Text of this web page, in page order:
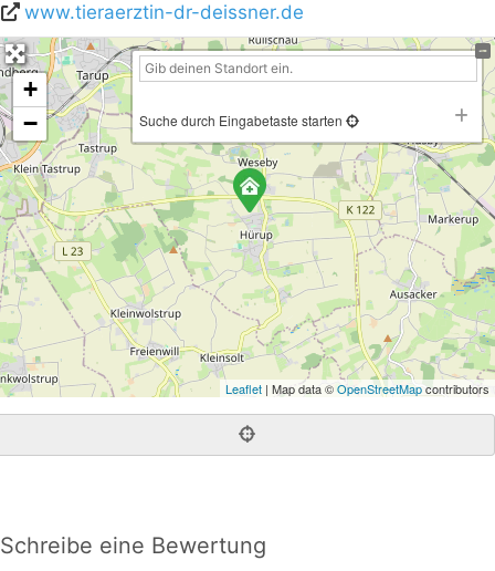
www.tieraerztin-dr-deissner.de
+
−
Suche durch Eingabetaste starten
Leaflet | Map data ©OpenStreetMapcontributors
Schreibe eine Bewertung